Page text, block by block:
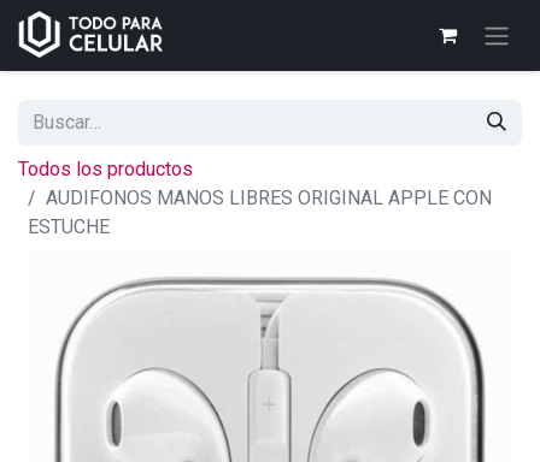
Todos los productos
AUDIFONOS MANOS LIBRES ORIGINAL APPLE CON
ESTUCHE